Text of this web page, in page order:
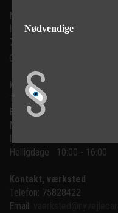
Ny Vejle Caravan A/S
Isabellahøj 6
7100 Vejle
CVR: 35683305
Kontakt, salg
Telefon: 75 82 84 22
Email:mail@nyvejlecaravan.dk
Man-Fre
Lør-Søn
Helligdage   10:00 - 16:00
Kontakt, værksted
Telefon: 75828422
Email:
Nødvendige